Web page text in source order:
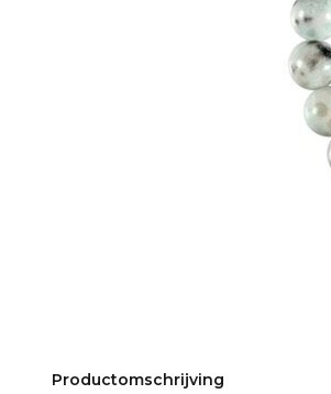
Productomschrijving